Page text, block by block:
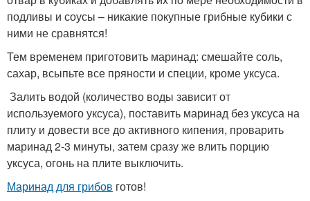
подливы и соусы – никакие покупные грибные кубики с
ними не сравнятся!
Тем временем приготовить маринад: смешайте соль,
сахар, всыпьте все пряности и специи, кроме уксуса.
Залить водой (количество воды зависит от
используемого уксуса), поставить маринад без уксуса на
плиту и довести все до активного кипения, проварить
маринад 2-3 минуты, затем сразу же влить порцию
уксуса, огонь на плите выключить.
Маринад для грибов готов!